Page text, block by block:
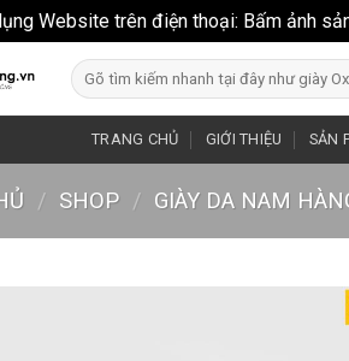
Website trên điện thoại: Bấm ảnh
Search
for:
TRANG CHỦ GIỚI THIỆU SẢN
/ SHOP / GIÀY DA NAM